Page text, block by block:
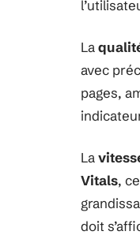
La
avec
pages,
La
Vitals,
doit